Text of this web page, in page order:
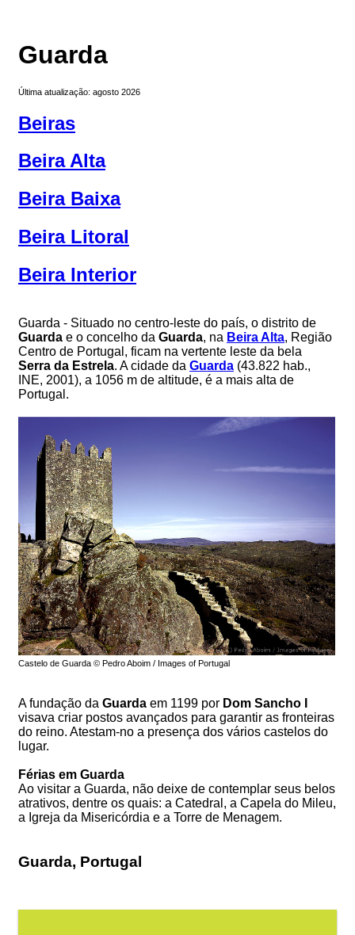
Guarda
Última atualização: agosto 2026
Beiras
Beira Alta
Beira Baixa
Beira Litoral
Beira Interior
Guarda - Situado no centro-leste do país, o distrito de
Guarda e o concelho da Guarda, na Beira Alta, Região
Centro de Portugal, ficam na vertente leste da bela
Serra da Estrela. A cidade da Guarda (43.822 hab.,
INE, 2001), a 1056 m de altitude, é a mais alta de
Portugal.
Castelo de Guarda © Pedro Aboim / Images of Portugal
A fundação da Guarda em 1199 por Dom Sancho I
visava criar postos avançados para garantir as fronteiras
do reino. Atestam-no a presença dos vários castelos do
lugar.
Férias em Guarda
Ao visitar a Guarda, não deixe de contemplar seus belos
atrativos, dentre os quais: a Catedral, a Capela do Mileu,
a Igreja da Misericórdia e a Torre de Menagem.
Guarda, Portugal